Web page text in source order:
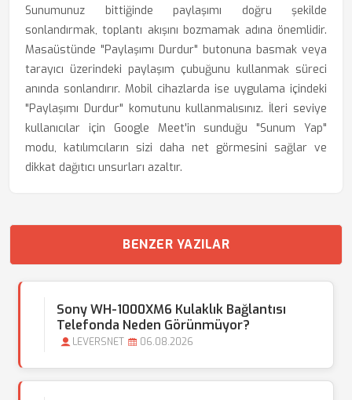
Sunumunuz bittiğinde paylaşımı doğru şekilde
sonlandırmak, toplantı akışını bozmamak adına önemlidir.
Masaüstünde "Paylaşımı Durdur" butonuna basmak veya
tarayıcı üzerindeki paylaşım çubuğunu kullanmak süreci
anında sonlandırır. Mobil cihazlarda ise uygulama içindeki
"Paylaşımı Durdur" komutunu kullanmalısınız. İleri seviye
kullanıcılar için Google Meet'in sunduğu "Sunum Yap"
modu, katılımcıların sizi daha net görmesini sağlar ve
dikkat dağıtıcı unsurları azaltır.
BENZER YAZILAR
Sony WH-1000XM6 Kulaklık Bağlantısı
Telefonda Neden Görünmüyor?
LEVERSNET 06.08.2026